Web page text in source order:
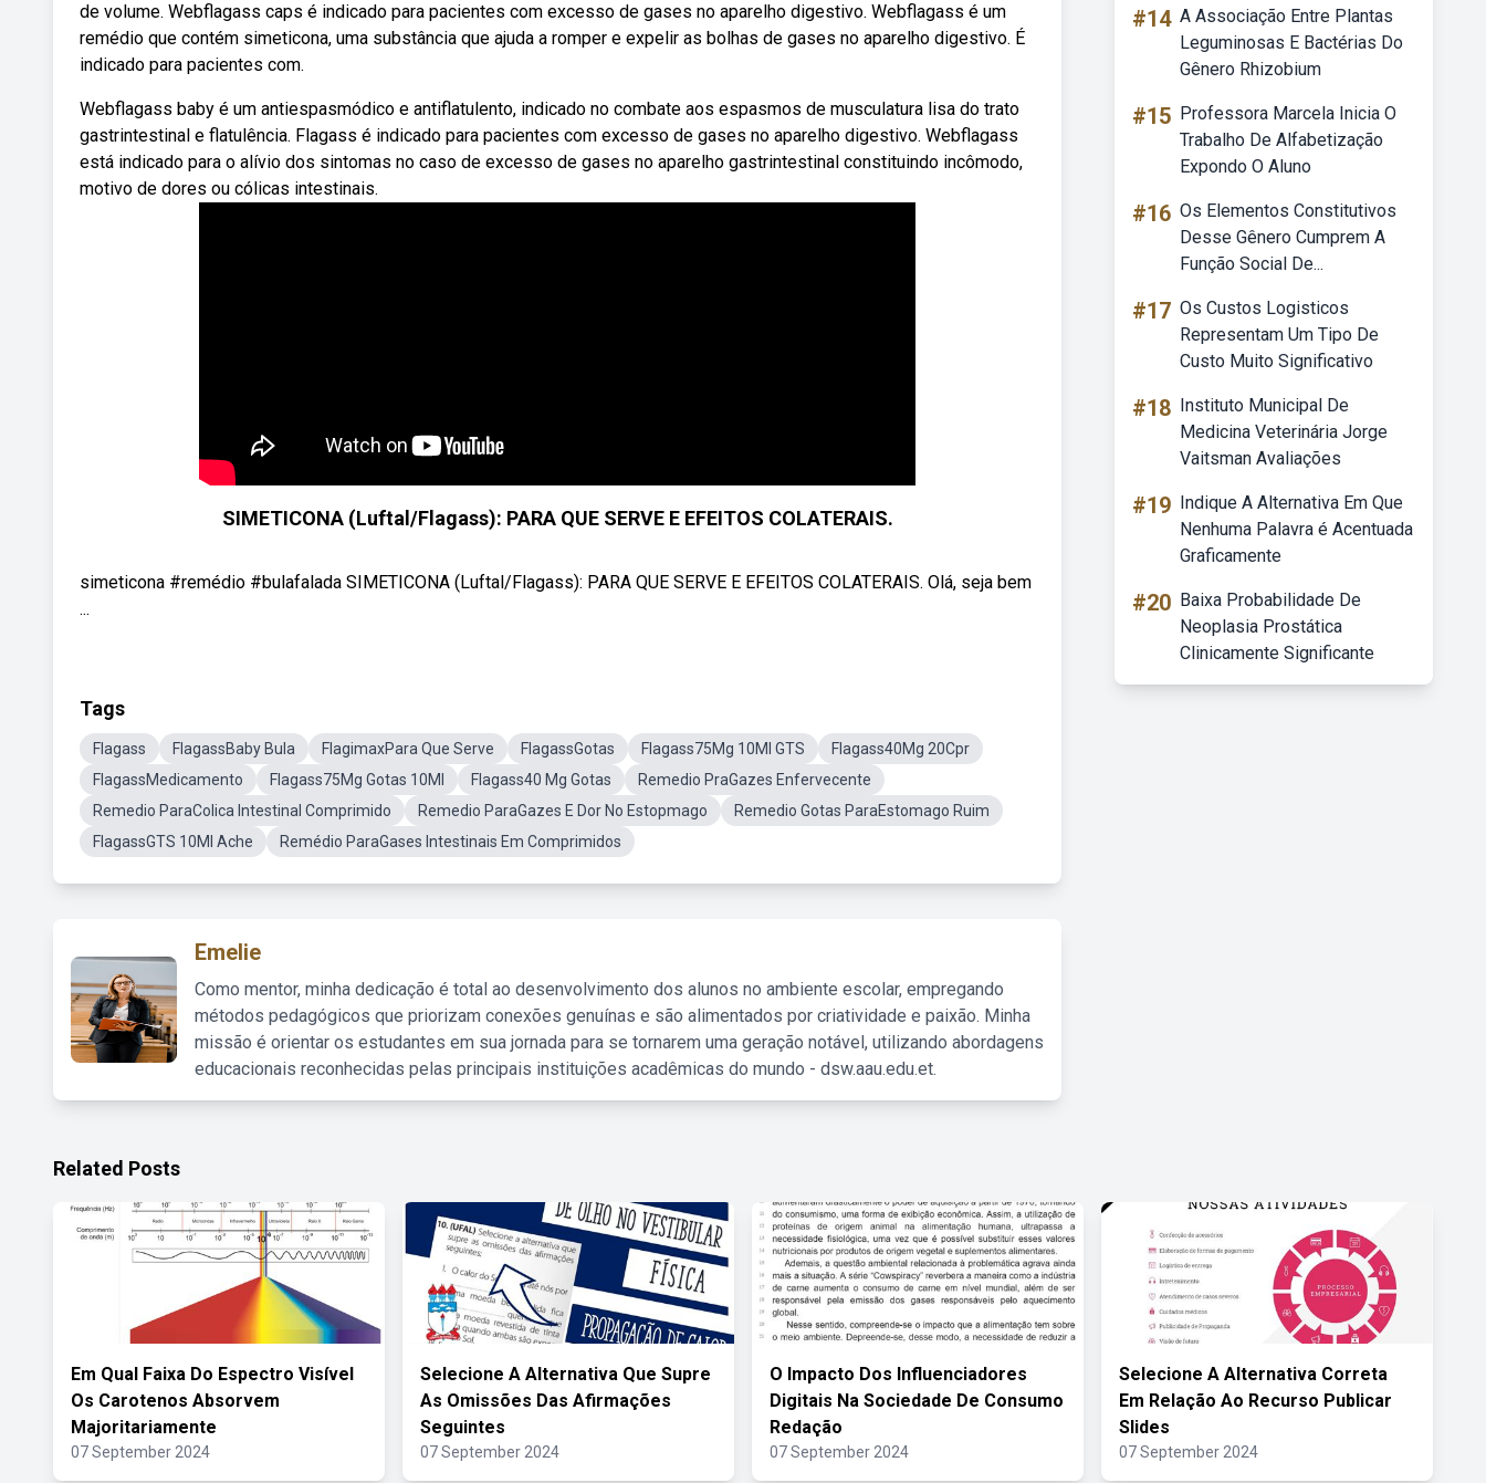
de volume. Webflagass caps é indicado para pacientes com excesso de gases no aparelho digestivo. Webflagass é um
remédio que contém simeticona, uma substância que ajuda a romper e expelir as bolhas de gases no aparelho digestivo. É
indicado para pacientes com.
Webflagass baby é um antiespasmódico e antiflatulento, indicado no combate aos espasmos de musculatura lisa do trato
gastrintestinal e flatulência. Flagass é indicado para pacientes com excesso de gases no aparelho digestivo. Webflagass
está indicado para o alívio dos sintomas no caso de excesso de gases no aparelho gastrintestinal constituindo incômodo,
motivo de dores ou cólicas intestinais.
SIMETICONA (Luftal/Flagass): PARA QUE SERVE E EFEITOS COLATERAIS.
simeticona #remédio #bulafalada SIMETICONA (Luftal/Flagass): PARA QUE SERVE E EFEITOS COLATERAIS. Olá, seja bem
...
Tags
Flagass FlagassBaby Bula FlagimaxPara Que Serve FlagassGotas Flagass75Mg 10Ml GTS
Flagass40Mg 20Cpr
FlagassMedicamento
Flagass75Mg Gotas 10Ml Flagass40 Mg Gotas
Remedio PraGazes Enfervecente
Remedio ParaColica Intestinal Comprimido
Remedio ParaGazes E Dor No Estopmago
Remedio Gotas ParaEstomago Ruim
FlagassGTS 10Ml Ache
Remédio ParaGases Intestinais Em Comprimidos
Emelie
Como mentor, minha dedicação é total ao desenvolvimento dos alunos no ambiente escolar, empregando
métodos pedagógicos que priorizam conexões genuínas e são alimentados por criatividade e paixão. Minha
missão é orientar os estudantes em sua jornada para se tornarem uma geração notável, utilizando abordagens
educacionais reconhecidas pelas principais instituições acadêmicas do mundo - dsw.aau.edu.et.
#14 A Associação Entre Plantas
Leguminosas E Bactérias Do
Gênero Rhizobium
#15 Professora Marcela Inicia O
Trabalho De Alfabetização
Expondo O Aluno
#16 Os Elementos Constitutivos
Desse Gênero Cumprem A
Função Social De...
#17 Os Custos Logisticos
Representam Um Tipo De
Custo Muito Significativo
#18 Instituto Municipal De
Medicina Veterinária Jorge
Vaitsman Avaliações
#19 Indique A Alternativa Em Que
Nenhuma Palavra é Acentuada
Graficamente
#20 Baixa Probabilidade De
Neoplasia Prostática
Clinicamente Significante
Related Posts
Em Qual Faixa Do Espectro Visível
Os Carotenos Absorvem
Majoritariamente
07 September 2024
Selecione A Alternativa Que Supre
As Omissões Das Afirmações
Seguintes
07 September 2024
O Impacto Dos Influenciadores
Digitais Na Sociedade De Consumo
Redação
07 September 2024
Selecione A Alternativa Correta
Em Relação Ao Recurso Publicar
Slides
07 September 2024